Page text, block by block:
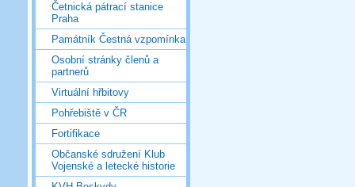
Četnická pátrací stanice
Praha
Památník Čestná vzpomínka
Osobní stránky členů a
partnerů
Virtuální hřbitovy
Pohřebiště v ČR
Fortifikace
Občanské sdružení Klub
Vojenské a letecké historie